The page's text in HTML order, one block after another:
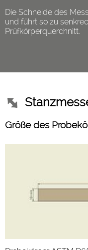
Die Schneide des
und führt so zu
Prüfkörperquerchnitt.
Größe des